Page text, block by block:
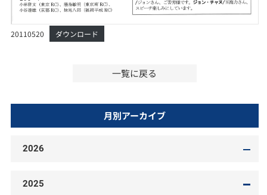
20110520 ダウンロード
一覧に戻る
月別アーカイブ
2026
2025